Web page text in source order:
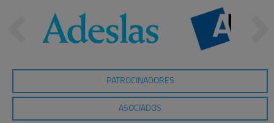
PATROCINADORES
ASOCIADOS